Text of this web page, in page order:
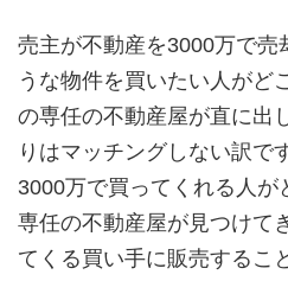
売主が不動産を3000万で売
うな物件を買いたい人がど
の専任の不動産屋が直に出
りはマッチングしない訳で
3000万で買ってくれる人が
専任の不動産屋が見つけて
てくる買い手に販売するこ